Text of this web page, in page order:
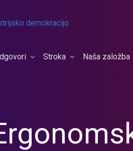
Stroka Naša založba